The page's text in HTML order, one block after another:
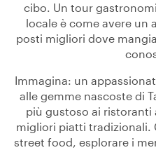
cibo. Un tour
locale è come avere un
posti migliori dove
Immagina: un
alle gemme nascoste di
più gustoso ai
migliori piatti tradizionali.
street food, esplorare i